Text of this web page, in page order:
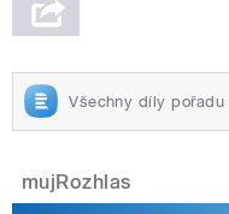
Všechny díly pořadu
mujRozhlas